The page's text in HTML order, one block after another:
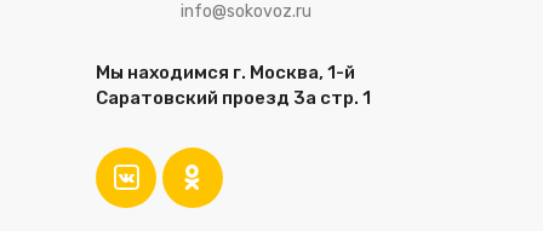
info@sokovoz.ru
Мы находимся г. Москва, 1-й
Саратовский проезд 3а стр. 1